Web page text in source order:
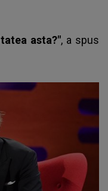
asta?", a spus